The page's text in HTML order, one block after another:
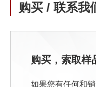
购买 / 联系我
购买，索取样
如果您有任何和